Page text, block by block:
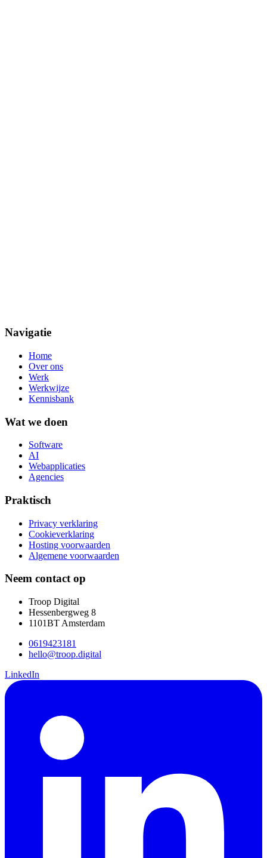
Navigatie
Home
Over ons
Werk
Werkwijze
Kennisbank
Wat we doen
Software
AI
Webapplicaties
Agencies
Praktisch
Privacy verklaring
Cookieverklaring
Hosting voorwaarden
Algemene voorwaarden
Neem contact op
Troop Digital
Hessenbergweg 8
1101BT Amsterdam
0619423181
hello@troop.digital
LinkedIn